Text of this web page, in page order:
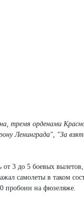
тремя орденами
Ленинграда", "За
3 до 5 боевых
самолеты в таком
пробоин на фюзеляже.